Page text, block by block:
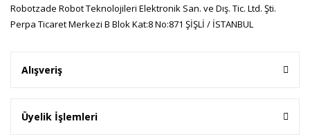
Robotzade Robot Teknolojileri Elektronik San. ve Dış. Tic. Ltd. Şti.
Perpa Ticaret Merkezi B Blok Kat:8 No:871 ŞİŞLİ / İSTANBUL
Alışveriş
Üyelik İşlemleri